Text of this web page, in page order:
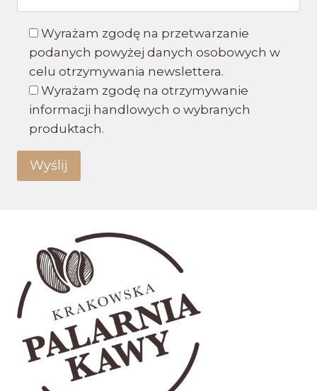
Wyrażam zgodę na przetwarzanie
podanych powyżej danych osobowych w
celu otrzymywania newslettera.
Wyrażam zgodę na otrzymywanie
informacji handlowych o wybranych
produktach.